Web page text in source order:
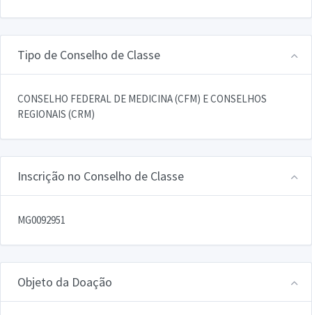
Tipo de Conselho de Classe
CONSELHO FEDERAL DE MEDICINA (CFM) E CONSELHOS
REGIONAIS (CRM)
Inscrição no Conselho de Classe
MG0092951
Objeto da Doação